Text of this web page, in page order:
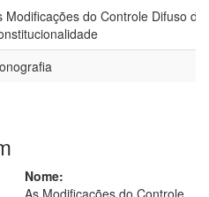
Modificações do Controle Difuso de
Nome:
As Modificações do Controle